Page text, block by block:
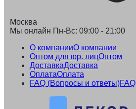
Москва
Мы онлайн Пн-Вс: 09:00 - 21:00
О компанииО компании
Оптом для юр. лицОптом
ДоставкаДоставка
ОплатаОплата
FAQ (Вопросы и ответы)FAQ